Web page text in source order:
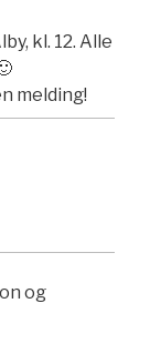
kl. 12. Alle
melding!
og